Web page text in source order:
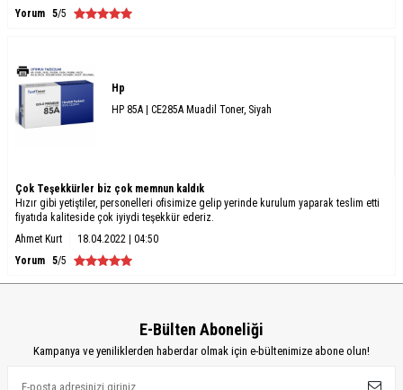
Yorum 5/5
Hp
HP 85A | CE285A Muadil Toner, Siyah
Çok Teşekkürler biz çok memnun kaldık
Hızır gibi yetiştiler, personelleri ofisimize gelip yerinde kurulum yaparak teslim etti
fiyatıda kaliteside çok iyiydi teşekkür ederiz.
Ahmet Kurt
18.04.2022 | 04:50
Yorum 5/5
E-Bülten Aboneliği
Kampanya ve yeniliklerden haberdar olmak için e-bültenimize abone olun!